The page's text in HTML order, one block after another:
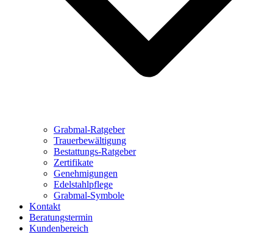
Grabmal-Ratgeber
Trauerbewältigung
Bestattungs-Ratgeber
Zertifikate
Genehmigungen
Edelstahlpflege
Grabmal-Symbole
Kontakt
Beratungstermin
Kundenbereich